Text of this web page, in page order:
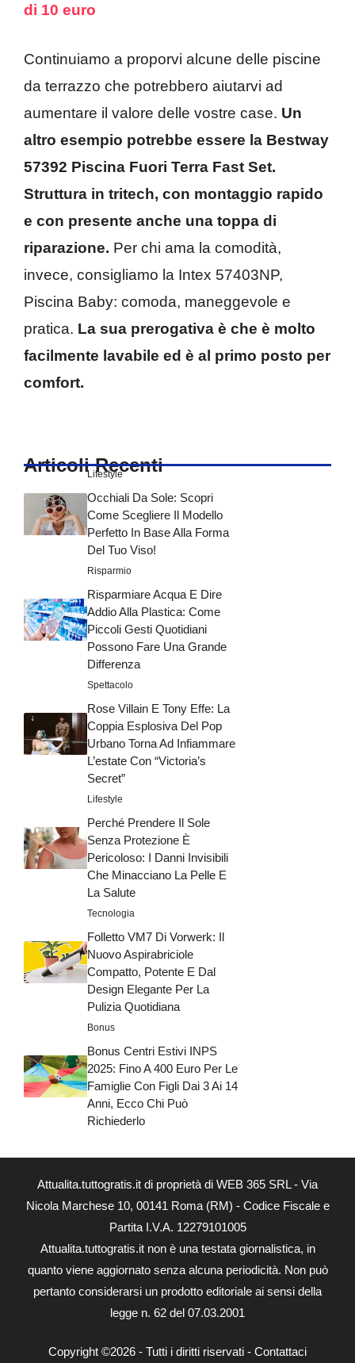
di 10 euro
Continuiamo a proporvi alcune delle piscine
da terrazzo che potrebbero aiutarvi ad
aumentare il valore delle vostre case. Un
altro esempio potrebbe essere la Bestway
57392 Piscina Fuori Terra Fast Set.
Struttura in tritech, con montaggio rapido
e con presente anche una toppa di
riparazione. Per chi ama la comodità,
invece, consigliamo la Intex 57403NP,
Piscina Baby: comoda, maneggevole e
pratica. La sua prerogativa è che è molto
facilmente lavabile ed è al primo posto per
comfort.
Articoli Recenti
Lifestyle
Occhiali Da Sole: Scopri
Come Scegliere Il Modello
Perfetto In Base Alla Forma
Del Tuo Viso!
Risparmio
Risparmiare Acqua E Dire
Addio Alla Plastica: Come
Piccoli Gesti Quotidiani
Possono Fare Una Grande
Differenza
Spettacolo
Rose Villain E Tony Effe: La
Coppia Esplosiva Del Pop
Urbano Torna Ad Infiammare
L’estate Con “Victoria’s
Secret”
Lifestyle
Perché Prendere Il Sole
Senza Protezione È
Pericoloso: I Danni Invisibili
Che Minacciano La Pelle E
La Salute
Tecnologia
Folletto VM7 Di Vorwerk: Il
Nuovo Aspirabriciole
Compatto, Potente E Dal
Design Elegante Per La
Pulizia Quotidiana
Bonus
Bonus Centri Estivi INPS
2025: Fino A 400 Euro Per Le
Famiglie Con Figli Dai 3 Ai 14
Anni, Ecco Chi Può
Richiederlo
Attualita.tuttogratis.it di proprietà di WEB 365 SRL - Via
Nicola Marchese 10, 00141 Roma (RM) - Codice Fiscale e
Partita I.V.A. 12279101005
Attualita.tuttogratis.it non è una testata giornalistica, in
quanto viene aggiornato senza alcuna periodicità. Non può
pertanto considerarsi un prodotto editoriale ai sensi della
legge n. 62 del 07.03.2001
Copyright ©2026 - Tutti i diritti riservati - Contattaci